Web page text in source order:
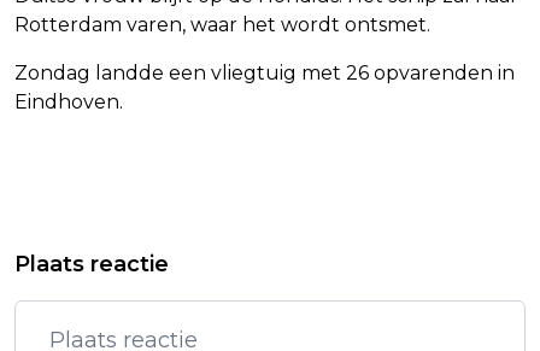
Rotterdam varen, waar het wordt ontsmet.
Zondag landde een vliegtuig met 26 opvarenden in
Eindhoven.
SELECTIE, MET PSV'ER
MAANDAG TOCH TWEEDE
EVACUATIEVLUCHT VANAF TENERIFE
Plaats reactie